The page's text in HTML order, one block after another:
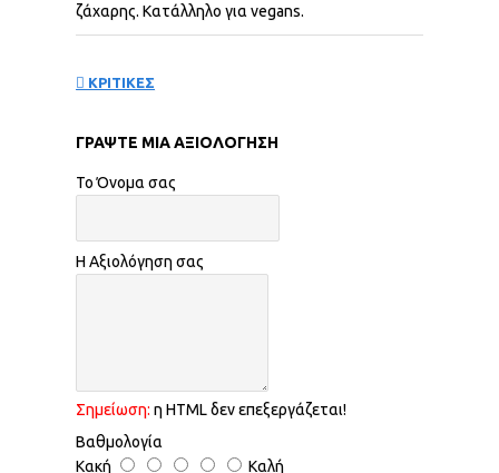
ζάχαρης. Kατάλληλο για vegans.
ΚΡΙΤΙΚΕΣ
ΓΡΆΨΤΕ ΜΙΑ ΑΞΙΟΛΌΓΗΣΗ
Το Όνομα σας
Η Αξιολόγηση σας
Σημείωση: η HTML δεν επεξεργάζεται!
Βαθμολογία
Κακή
Καλή